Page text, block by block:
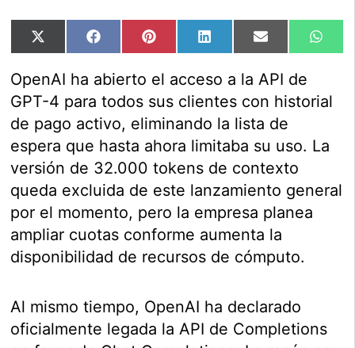
Compartir
en
X
Compartir
en
FacebookCompartir
en
PinterestCompartir
en
LinkedInCompartir
en
Email
en
OpenAI ha abierto el acceso a la API de
GPT-4 para todos sus clientes con historial
de pago activo, eliminando la lista de
espera que hasta ahora limitaba su uso. La
versión de 32.000 tokens de contexto
queda excluida de este lanzamiento general
por el momento, pero la empresa planea
ampliar cuotas conforme aumenta la
disponibilidad de recursos de cómputo.
Al mismo tiempo, OpenAI ha declarado
oficialmente legada la API de Completions